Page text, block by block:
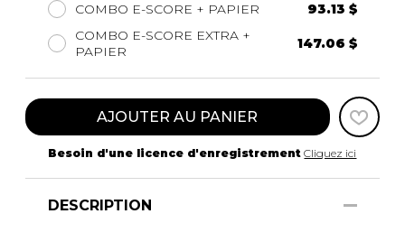
COMBO E-SCORE + PAPIER
93.13 $
COMBO E-SCORE EXTRA +
PAPIER
147.06 $
AJOUTER AU PANIER
Besoin d'une licence d'enregistrement Cliquez ici
DESCRIPTION